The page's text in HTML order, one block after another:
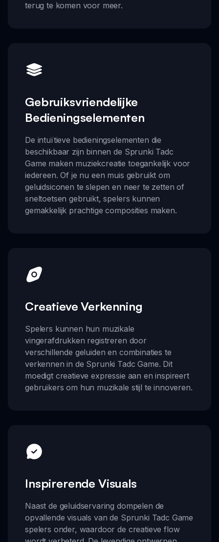
terug te komen voor meer.
Gebruiksvriendelijke
Bedieningselementen
De intuïtieve bedieningselementen die
beschikbaar zijn binnen de Sprunki Tadc
Game maken muziekcreatie toegankelijk voor
iedereen. Of je nu een muis gebruikt om
geluidsiconen te slepen en neer te zetten of
sneltoetsen gebruikt, spelers kunnen
gemakkelijk prachtige composities maken.
Creatieve Verkenning
Spelers kunnen hun muzikale
vingerafdrukken registreren door
verschillende geluiden en combinaties te
verkennen in de Sprunki Tadc Game. Dit
moedigt creatieve expressie aan en inspireert
gebruikers om hun muzikale stijl te innoveren.
Inspirerende Visuals
Naast de geluidservaring dompelen de
opvallende visuals van de Sprunki Tadc Game
spelers onder, waardoor de creatieve flow